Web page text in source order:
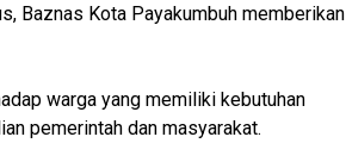
Baznas Kota Payakumbuh memberikan
warga yang memiliki kebutuhan
pemerintah dan masyarakat.